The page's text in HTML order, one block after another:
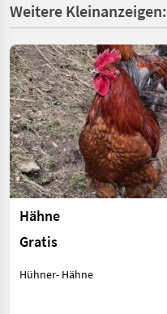
Weitere Kleinanzeigen:
Hähne
Gratis
Hühner- Hähne